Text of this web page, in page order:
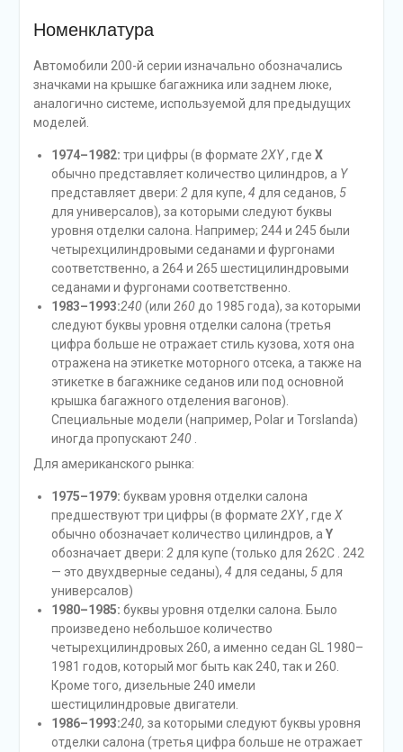
Номенклатура
Автомобили 200-й серии изначально обозначались
значками на крышке багажника или заднем люке,
аналогично системе, используемой для предыдущих
моделей.
1974–1982: три цифры (в формате 2XY, где X
обычно представляет количество цилиндров, а Y
представляет двери: 2для купе, 4 для седанов, 5
для универсалов), за которыми следуют буквы
уровня отделки салона. Например; 244 и 245 были
четырехцилиндровыми седанами и фургонами
соответственно, а 264 и 265 шестицилиндровыми
седанами и фургонами соответственно.
1983–1993:240(или 260до 1985 года), за которыми
следуют буквы уровня отделки салона (третья
цифра больше не отражает стиль кузова, хотя она
отражена на этикетке моторного отсека, а также на
этикетке в багажнике седанов или под основной
крышка багажного отделения вагонов).
Специальные модели (например, Polar и Torslanda)
иногда пропускают240.
Для американского рынка:
1975–1979: буквам уровня отделки салона
предшествуют три цифры (в формате 2XY, где X
обычно обозначает количество цилиндров, а Y
обозначает двери: 2для купе (только для 262C . 242
— это двухдверные седаны), 4 для седаны, 5для
универсалов)
1980–1985: буквы уровня отделки салона. Было
произведено небольшое количество
четырехцилиндровых 260, а именно седан GL 1980–
1981 годов, который мог быть как 240, так и 260.
Кроме того, дизельные 240 имели
шестицилиндровые двигатели.
1986–1993:240, за которыми следуют буквы уровня
отделки салона (третья цифра больше не отражает